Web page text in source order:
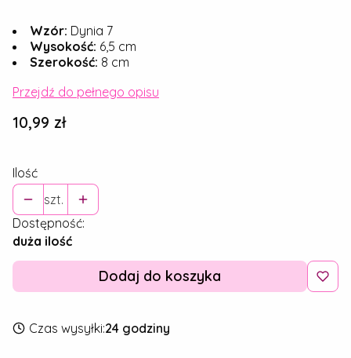
Wzór: Dynia 7
Wysokość: 6,5 cm
Szerokość: 8 cm
Przejdź do pełnego opisu
Cena
10,99 zł
Ilość
szt.
Dostępność:
duża ilość
Dodaj do koszyka
Czas wysyłki:24 godziny